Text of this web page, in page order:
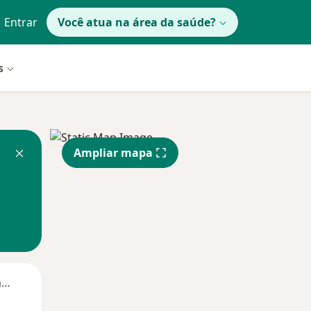
Entrar Você atua na área da saúde?
Segunda-feira
Ampliar mapa